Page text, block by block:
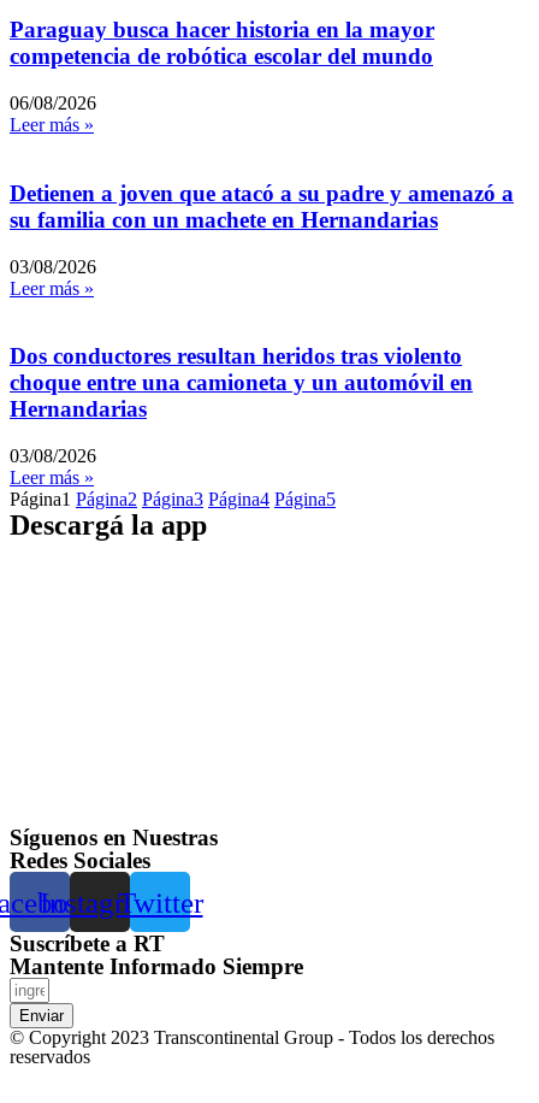
Paraguay busca hacer historia en la mayor
competencia de robótica escolar del mundo
06/08/2026
Leer más »
Detienen a joven que atacó a su padre y amenazó a
su familia con un machete en Hernandarias
03/08/2026
Leer más »
Dos conductores resultan heridos tras violento
choque entre una camioneta y un automóvil en
Hernandarias
03/08/2026
Leer más »
Página1 Página2 Página3 Página4 Página5
Descargá la app
Síguenos en Nuestras
Redes Sociales
InstagramTwitter
Suscríbete a RT
Mantente Informado Siempre
Enviar
© Copyright 2023 Transcontinental Group - Todos los derechos
reservados